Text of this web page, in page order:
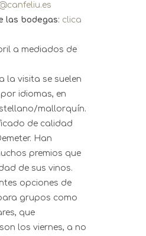
las bodegas: clica
a mediados de
la visita se suelen
idiomas, en
mallorquín.
de calidad
Han
premios que
de sus vinos.
opciones de
grupos como
que
los viernes, a no